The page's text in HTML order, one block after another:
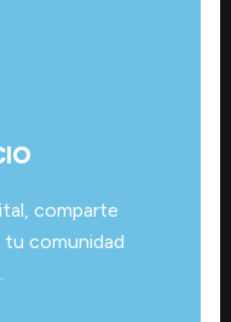
comparte
comunidad